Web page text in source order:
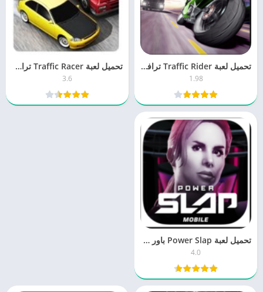
تحميل لعبة Traffic Rider ترافيك رايدر 1.9 للكمبيوتر والموبايل برابط مباشر
1.98
تحميل لعبة Traffic Racer ترافيك ريسر 3.6 مجانا برابط واحد مباشر
3.6
تحميل لعبة Power Slap باور سلاب 4.0 للكمبيوتر والموبايل برابط مباشر
4.0